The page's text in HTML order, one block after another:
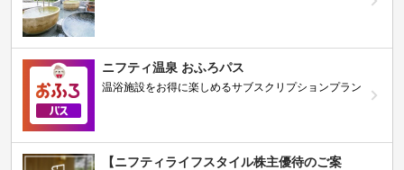
ニフティ温泉 おふろパス
温浴施設をお得に楽しめるサブスクリプションプラン
【ニフティライフスタイル株主優待のご案